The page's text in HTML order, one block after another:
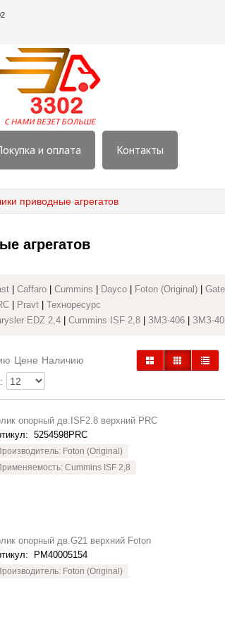
и оплата Контакты
приводные агрегатов
агрегатов
Caffaro Cummins Dayco Foton (Original)
Pravt Техноресурс
EDZ 2,4 Cummins ISF 2,8 ЗМЗ-406 ЗМЗ-
Цене Наличию
опорный дв.ISF2.8 верхний PRC
5254598PRC
Foton (Original)
Cummins ISF 2,8
опорный дв.G21 верхний Foton
PM40005154
Foton (Original)